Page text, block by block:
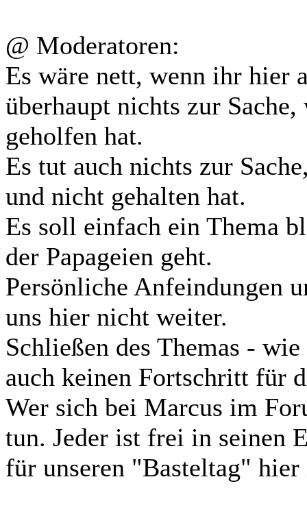
@ Moderatoren:
Es wäre nett, wenn ihr hier
überhaupt nichts zur
geholfen hat.
Es tut auch nichts zur
und nicht gehalten hat.
Es soll einfach ein Thema
der Papageien geht.
Persönliche Anfeindungen
uns hier nicht weiter.
Schließen des Themas -
auch keinen Fortschritt für
Wer sich bei Marcus im
tun. Jeder ist frei in seinen
für unseren "Basteltag"